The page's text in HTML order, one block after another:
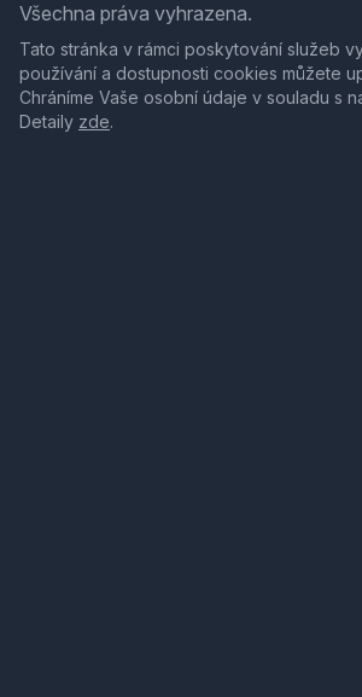
Všechna práva vyhrazena.
Tato stránka v rámci poskytování služeb
používání a dostupnosti cookies můžete
Chráníme Vaše osobní údaje v souladu s
Detaily zde.